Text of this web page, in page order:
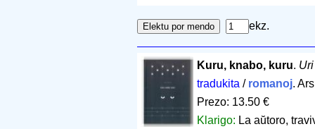
ekz.
Kuru, knabo, kuru.
tradukita / romanoj.
Prezo: 13.50 €
Klarigo: La aŭtoro,